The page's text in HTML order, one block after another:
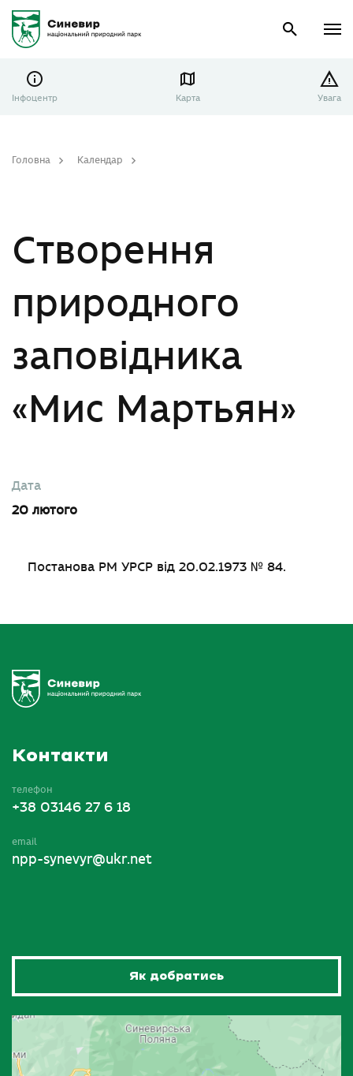
Інфоцентр Карта Увага
Головна
Календар
Створення
природного
заповідника
«Мис Мартьян»
Дата
20 лютого
Постанова РМ УРСР від 20.02.1973 № 84.
Контакти
телефон
+38 03146 27 6 18
email
npp-synevyr@ukr.net
Як добратись